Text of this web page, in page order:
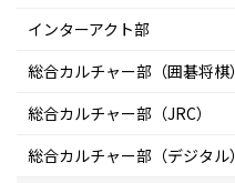
インターアクト部
総合カルチャー部（囲碁将棋）
総合カルチャー部（JRC）
総合カルチャー部（デジタル）